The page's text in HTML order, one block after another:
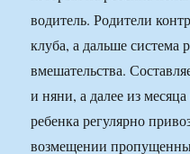
водитель. Родители
клуба, а дальше система
вмешательства.
и няни, а далее из
ребенка регулярно
возмещении